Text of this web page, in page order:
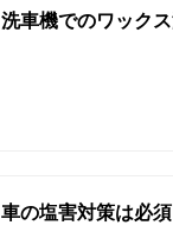
洗車機でのワック
車の塩害対策は必須